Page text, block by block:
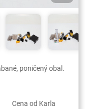
poničený obal.
Cena od Karla